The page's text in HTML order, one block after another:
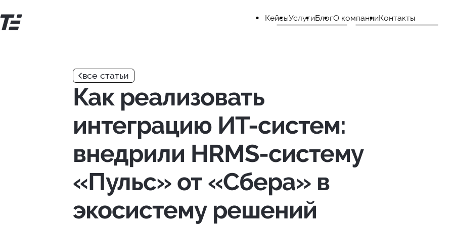
к
основному
КейсыУслугиБлогО компанииКонтакты
все статьи
Как реализовать
интеграцию ИТ-систем:
внедрили HRMS-систему
«Пульс» от «Сбера» в
экосистему решений